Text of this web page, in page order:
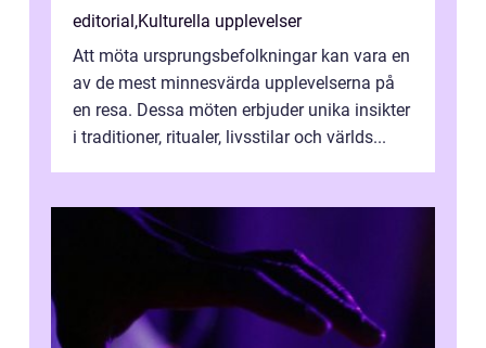
editorial ,Kulturella upplevelser
Att möta ursprungsbefolkningar kan vara en
av de mest minnesvärda upplevelserna på
en resa. Dessa möten erbjuder unika insikter
i traditioner, ritualer, livsstilar och världs...